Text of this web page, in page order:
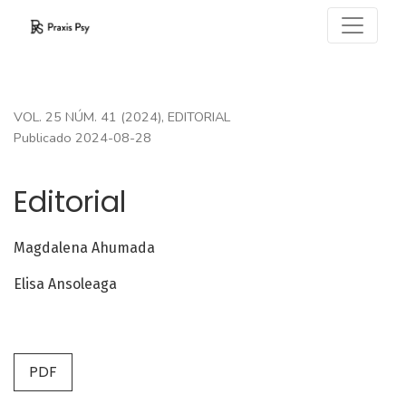
VOL. 25 NÚM. 41 (2024), EDITORIAL
Editorial
Publicado 2024-08-28
Magdalena Ahumada
Elisa Ansoleaga
PDF